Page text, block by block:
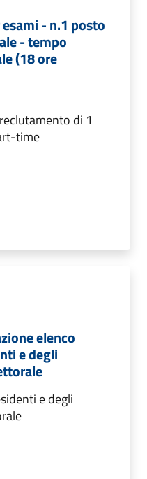
- n.1 posto
- tempo
(18 ore
di 1
time
elenco
e degli
e degli